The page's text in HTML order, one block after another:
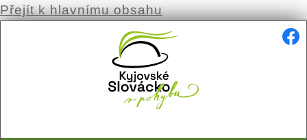
Přejít k hlavnímu obsahu